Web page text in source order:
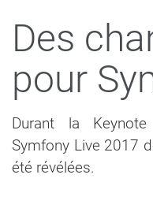
Des
pour
Durant la
Symfony Live 2017
été révélées.